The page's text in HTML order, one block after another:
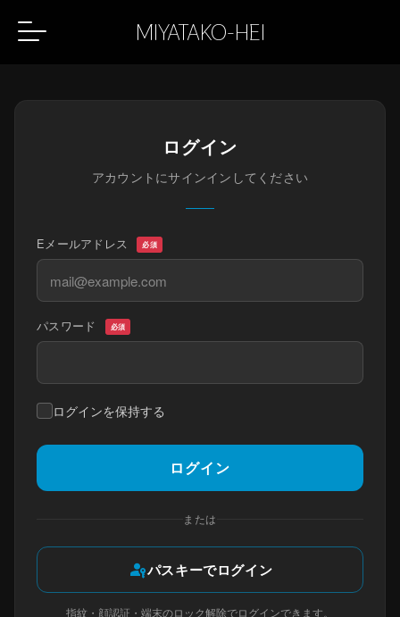
MIYATAKO-HEI
ログイン
アカウントにサインインしてください
Eメールアドレス 必須
パスワード 必須
ログインを保持する
ログイン
または
passkeyパスキーでログイン
指紋・顔認証・端末のロック解除でログインできます。